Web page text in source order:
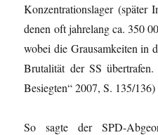
Konzentrationslager (später
denen oft jahrelang ca. 350
wobei die Grausamkeiten in
Brutalität der SS
Besiegten“ 2007, S. 135/136)
So sagte der SPD-